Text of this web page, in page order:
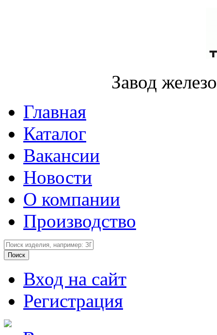
Завод
Главная
Каталог
Вакансии
Новости
О компании
Производство
Вход на сайт
Регистрация